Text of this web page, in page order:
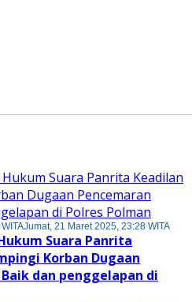
Jumat, 21 Maret 2025, 23:28 WITA
Suara Panrita
Korban Dugaan
dan penggelapan di